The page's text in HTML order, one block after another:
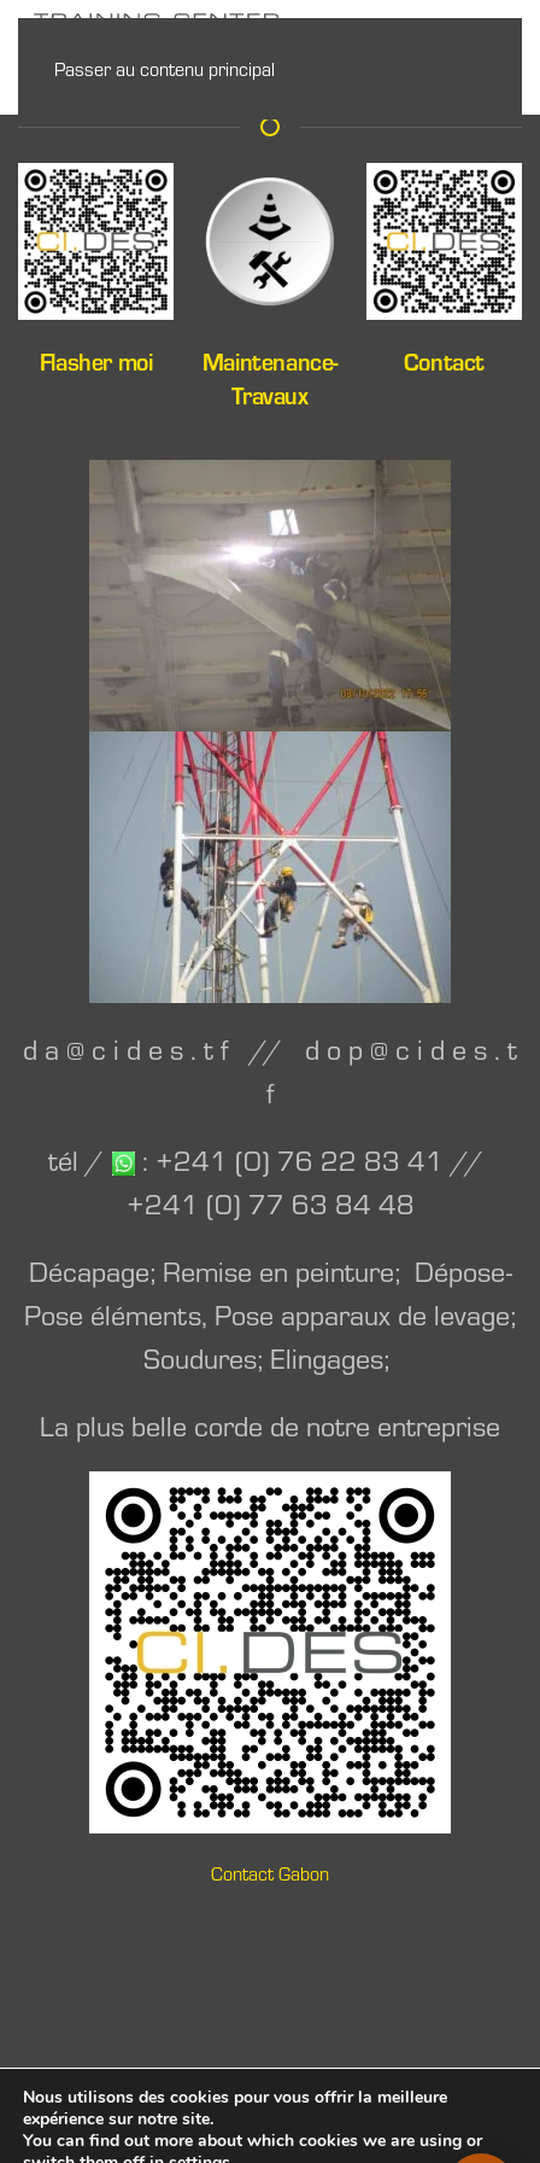
Passer au contenu principal
Flasher moi
Maintenance-
Travaux
Contact
d a @ c i d e s . t f // d o p @ c i d e s . t
f
tél /
: +241 (0) 76 22 83 41 //
+241 (0) 77 63 84 48
Décapage; Remise en peinture; Dépose-
Pose éléments, Pose apparaux de levage;
Soudures; Elingages;
La plus belle corde de notre entreprise
Contact Gabon
Nous utilisons des cookies pour vous offrir la meilleure
expérience sur notre site.
You can find out more about which cookies we are using or